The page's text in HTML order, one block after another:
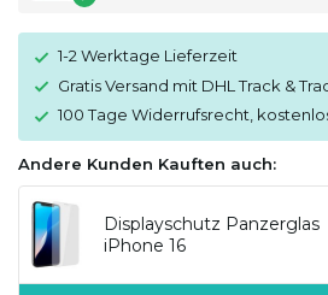
1-2 Werktage Lieferzeit
Gratis Versand mit DHL Track &
100 Tage Widerrufsrecht,
Andere Kunden Kauften auch:
Displayschutz Panzerglas
iPhone 16